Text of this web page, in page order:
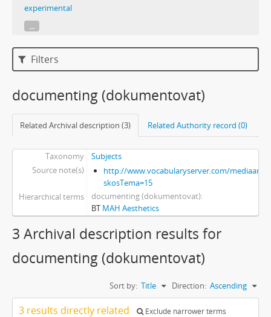
experimental
...
Filters
documenting (dokumentovat)
Related Archival description (3) Related Authority record (0)
Taxonomy
Subjects
Source note(s)
http://www.vocabularyserver.com/mediaart/
skosTema=15
Hierarchical terms
documenting (dokumentovat)
BT MAH Aesthetics
3 Archival description results for
documenting (dokumentovat)
Sort by: Title Direction: Ascending
3 results directly related Exclude narrower terms